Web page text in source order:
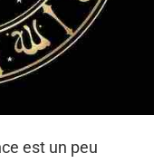
est un peu